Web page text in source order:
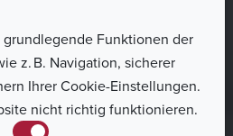
Funktionen der
z. B. Navigation, sicherer
Ihrer Cookie-Einstellungen.
nicht richtig funktionieren.